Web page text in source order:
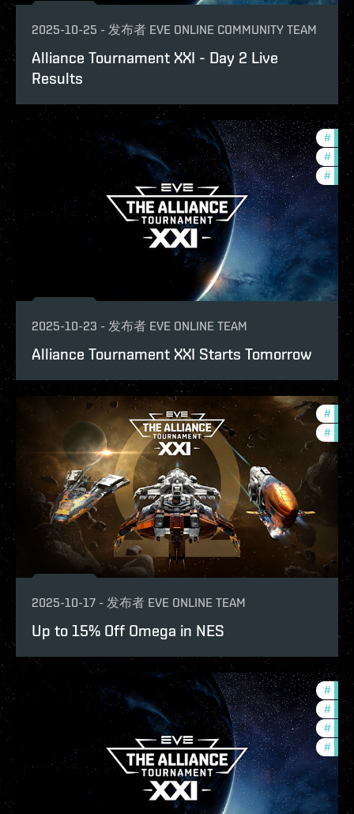
2025-10-25 - 发布者 EVE ONLINE COMMUNITY TEAM
Alliance Tournament XXI - Day 2 Live
Results
#
#
#
2025-10-23 - 发布者 EVE ONLINE TEAM
Alliance Tournament XXI Starts Tomorrow
#
#
2025-10-17 - 发布者 EVE ONLINE TEAM
Up to 15% Off Omega in NES
#
#
#
#